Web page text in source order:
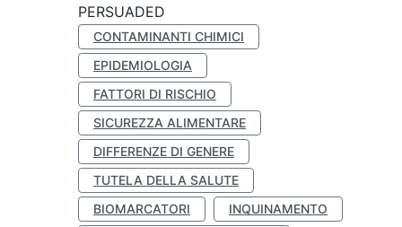
PERSUADED
CONTAMINANTI CHIMICI
EPIDEMIOLOGIA
FATTORI DI RISCHIO
SICUREZZA ALIMENTARE
DIFFERENZE DI GENERE
TUTELA DELLA SALUTE
BIOMARCATORI
INQUINAMENTO